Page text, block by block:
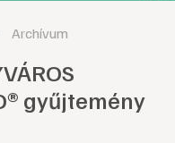
Archívum
gyűjtemény